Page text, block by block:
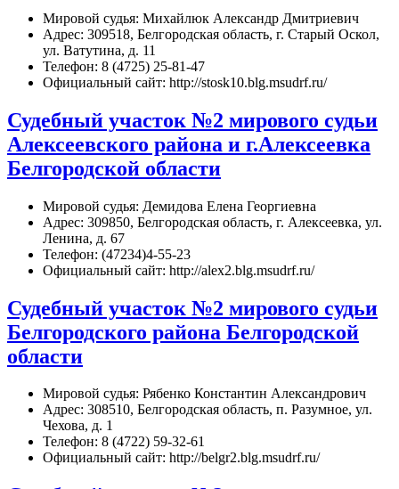
Мировой судья: Михайлюк Александр Дмитриевич
Адрес: 309518, Белгородская область, г. Старый Оскол,
ул. Ватутина, д. 11
Телефон: 8 (4725) 25-81-47
Официальный сайт: http://stosk10.blg.msudrf.ru/
Судебный участок №2 мирового судьи
Алексеевского района и г.Алексеевка
Белгородской области
Мировой судья: Демидова Елена Георгиевна
Адрес: 309850, Белгородская область, г. Алексеевка, ул.
Ленина, д. 67
Телефон: (47234)4-55-23
Официальный сайт: http://alex2.blg.msudrf.ru/
Судебный участок №2 мирового судьи
Белгородского района Белгородской
области
Мировой судья: Рябенко Константин Александрович
Адрес: 308510, Белгородская область, п. Разумное, ул.
Чехова, д. 1
Телефон: 8 (4722) 59-32-61
Официальный сайт: http://belgr2.blg.msudrf.ru/